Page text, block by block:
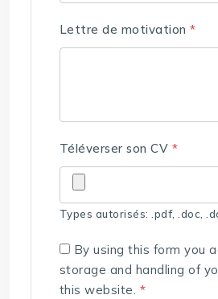
Lettre de motivation*
Téléverser son CV *
Types autorisés: .pdf, .doc,
By using this form you
storage and handling of
this website. *